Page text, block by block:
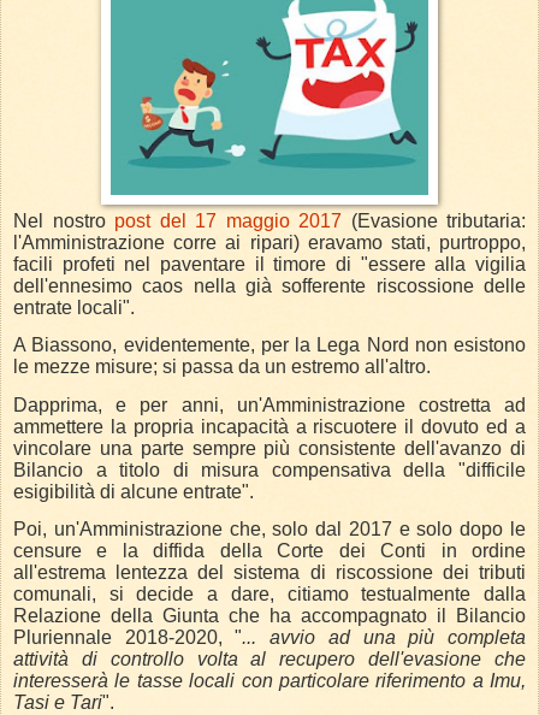
Nel nostro post del 17 maggio 2017 (Evasione tributaria:
l'Amministrazione corre ai ripari) eravamo stati, purtroppo,
facili profeti nel paventare il timore di "essere alla vigilia
dell'ennesimo caos nella già sofferente riscossione delle
entrate locali".
A Biassono, evidentemente, per la Lega Nord non esistono
le mezze misure; si passa da un estremo all'altro.
Dapprima, e per anni, un'Amministrazione costretta ad
ammettere la propria incapacità a riscuotere il dovuto ed a
vincolare una parte sempre più consistente dell'avanzo di
Bilancio a titolo di misura compensativa della "difficile
esigibilità di alcune entrate".
Poi, un'Amministrazione che, solo dal 2017 e solo dopo le
censure e la diffida della Corte dei Conti in ordine
all'estrema lentezza del sistema di riscossione dei tributi
comunali, si decide a dare, citiamo testualmente dalla
Relazione della Giunta che ha accompagnato il Bilancio
Pluriennale 2018-2020, "... avvio ad una più completa
attività di controllo volta al recupero dell'evasione che
interesserà le tasse locali con particolare riferimento a Imu,
Tasi e Tari".